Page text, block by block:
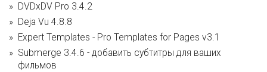
DVDxDV Pro 3.4.2
Deja Vu 4.8.8
Expert Templates - Pro Templates for Pages v3.1
Submerge 3.4.6 - добавить субтитры для ваших
фильмов